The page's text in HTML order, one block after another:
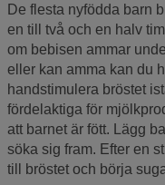
De flesta nyfödda barn
en till två och en halv
om bebisen ammar
eller kan amma kan du
handstimulera bröstet
fördelaktiga för
att barnet är fött. Lägg
söka sig fram. Efter en
till bröstet och börja